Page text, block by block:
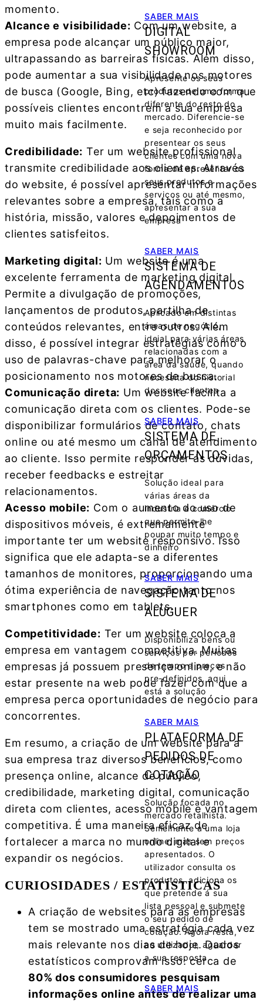
SABER MAIS
DIGITAL
SHOWROOM
Apresente os seus
produtos de uma forma
diferente do resto do
mercado. Diferencie-se
e seja reconhecido por
presentear os seus
clientes com uma nova
forma de apresentar os
seus produtos e
serviços ou até mesmo,
apresentar a sua
empresa
SABER MAIS
SISTEMA DE
AGENDAMENTOS
Aplicado em distintas
áreas de negócio,
ideial para várias áreas
relacionadas com a
área da saude, quando
necessita do historial
dos seus clientes
SABER MAIS
SISTEMA DE
ORÇAMENTOS
Solução ideal para
várias áreas da
industria e comércio
que permite-lhe
poupar muito tempo e
dinheiro
SABER MAIS
SISTEMA DE
ALUGUER
Disponibiliza bens ou
serviços por períodos
de tempo e preços
pre-definidos, aqui
está a solução
SABER MAIS
PLATAFORMA DE
PEDIDOS DE
COTAÇÃO
Solução focada no
mercado retalhista.
Semelhante a uma loja
online, mas sem preços
apresentados. O
utilizador consulta os
produtos, adiciona os
que pretende á sua
lista pessoal e submete
o seu pedido de
cotação. Agora resta,
ao utilizador, aguardar
a sua resposta
SABER MAIS
momento.
Alcance e visibilidade: Com um website, a
empresa pode alcançar um público maior,
ultrapassando as barreiras físicas. Além disso,
pode aumentar a sua visibilidade nos motores
de busca (Google, Bing, etc) fazendo com que
possíveis clientes encontrem a sua empresa
muito mais facilmente.
Credibilidade: Ter um website profissional
transmite credibilidade aos clientes. Através
do website, é possível apresentar informações
relevantes sobre a empresa, tais como a
história, missão, valores e depoimentos de
clientes satisfeitos.
Marketing digital: Um website é uma
excelente ferramenta de marketing digital.
Permite a divulgação de promoções,
lançamentos de produtos, partilha de
conteúdos relevantes, entre outros. Além
disso, é possível integrar estratégias como o
uso de palavras-chave para melhorar o
posicionamento nos motores de busca.
Comunicação direta: Um website facilita a
comunicação direta com os clientes. Pode-se
disponibilizar formulários de contato, chats
online ou até mesmo um canal de atendimento
ao cliente. Isso permite responder ás dúvidas,
receber feedbacks e estreitar
relacionamentos.
Acesso mobile: Com o aumento do uso de
dispositivos móveis, é extremamente
importante ter um website responsivo. Isso
significa que ele adapta-se a diferentes
tamanhos de monitores, proporcionando uma
ótima experiência de navegação tanto nos
smartphones como em tablets.
Competitividade: Ter um website coloca a
empresa em vantagem competitiva. Muitas
empresas já possuem presença online, e não
estar presente na web pode fazer com que a
empresa perca oportunidades de negócio para
concorrentes.
Em resumo, a criação de um website para a
sua empresa traz diversos benefícios, como
presença online, alcance de público,
credibilidade, marketing digital, comunicação
direta com clientes, acesso mobile e vantagem
competitiva. É uma maneira eficaz de
fortalecer a marca no mundo digital e
expandir os negócios.
CURIOSIDADES / ESTATÍSTICAS
A criação de websites para as empresas
tem se mostrado uma estratégia cada vez
mais relevante nos dias de hoje. Dados
estatísticos comprovam isso: cerca de
80% dos consumidores pesquisam
informações online antes de realizar uma